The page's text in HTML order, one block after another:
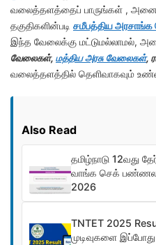
வலைத்தளத்தைப் பாருங்கள் ,
தகுதிகளின்படி சமீபத்திய
இந்த வேலைக்கு மட்டுமல்லாமல்,
வேலைகள், மத்திய அரசு வேலைகள்,
வலைத்தளத்தில் தெளிவாகவும்
Also Read
தமிழ்நாடு 12வது
வாங்க செக்
2026
TNTET 2025
முடிவுகளை